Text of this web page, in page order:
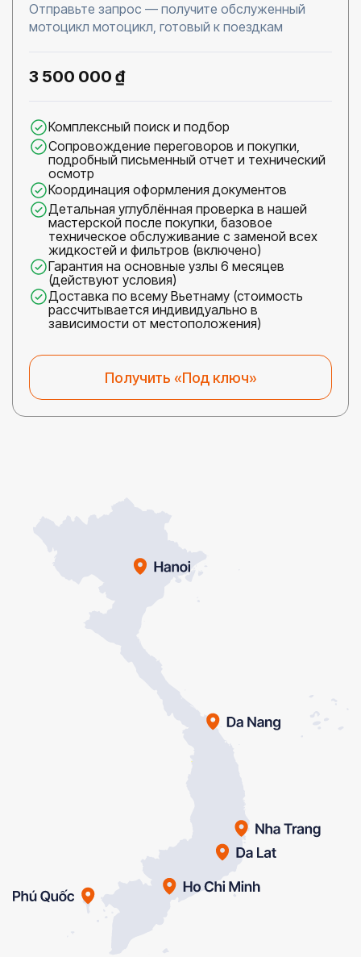
Отправьте запрос — получите обслуженный
мотоцикл мотоцикл, готовый к поездкам
3 500 000 ₫
Комплексный поиск и подбор
Сопровождение переговоров и покупки,
подробный письменный отчет и технический
осмотр
Координация оформления документов
Детальная углублённая проверка в нашей
мастерской после покупки, базовое
техническое обслуживание с заменой всех
жидкостей и фильтров (включено)
Гарантия на основные узлы 6 месяцев
(действуют условия)
Доставка по всему Вьетнаму (стоимость
рассчитывается индивидуально в
зависимости от местоположения)
Получить «Под ключ»